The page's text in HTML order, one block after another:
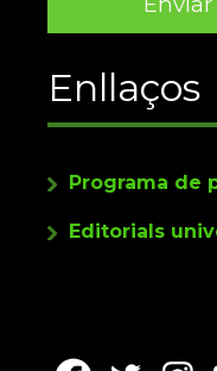
Enllaços
Programa de
Editorials